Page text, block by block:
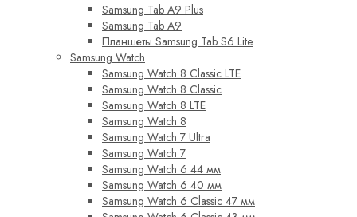
Samsung Tab A9 Plus
Samsung Tab A9
Планшеты Samsung Tab S6 Lite
Samsung Watch
Samsung Watch 8 Classic LTE
Samsung Watch 8 Classic
Samsung Watch 8 LTE
Samsung Watch 8
Samsung Watch 7 Ultra
Samsung Watch 7
Samsung Watch 6 44 мм
Samsung Watch 6 40 мм
Samsung Watch 6 Classic 47 мм